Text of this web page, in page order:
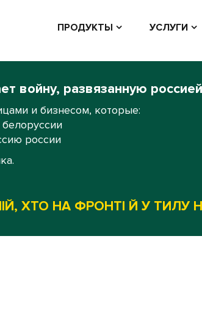
ПРОДУКТЫ УСЛУГИ
войну, развязанную
и бизнесом, которые:
россии
ХТО НА ФРОНТІ Й У